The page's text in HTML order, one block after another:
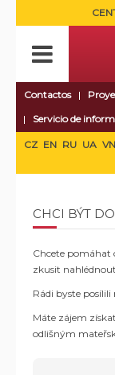
Contactos
Servicio de
CZ EN RU UA VN
CHCI BÝT
Chcete pomáhat
zkusit
Rádi byste
Máte zájem
odlišným